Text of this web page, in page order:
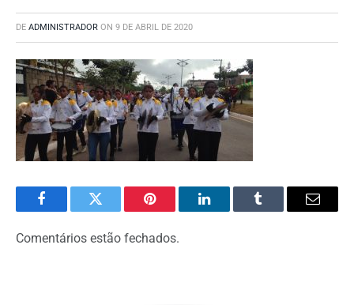
DE ADMINISTRADOR ON 9 DE ABRIL DE 2020
FacebookTwitter Pinterest LinkedInTumblr Email
Comentários estão fechados.